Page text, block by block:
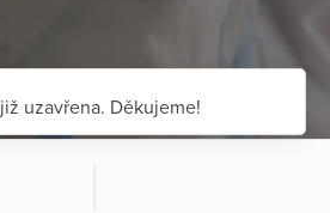
uzavřena. Děkujeme!